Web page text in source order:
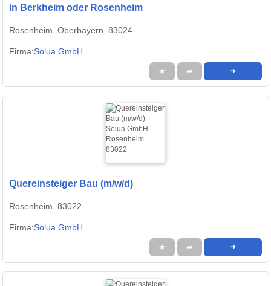
in Berkheim oder Rosenheim
Rosenheim, Oberbayern, 83024
Firma:Solua GmbH
★ ➦ ➜
Quereinsteiger Bau (m/w/d)
Rosenheim, 83022
Firma:Solua GmbH
★ ➦ ➜